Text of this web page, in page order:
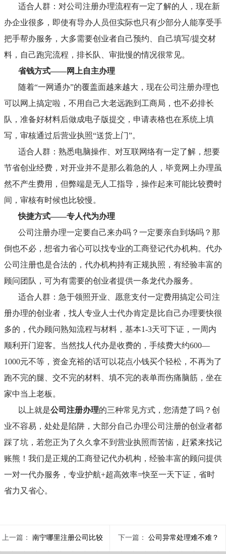
适合人群：对公司注册办理流程有一定了解的人，现在新
办企业很多，即使有导办人员但实际也只有少部分人能享受手
把手帮办服务，大多需要创业者自己预约、自己填写/提交材
料，自己跑完流程，排长队、审批慢的情况很常见。
省钱方式——网上自主办理
随着“一网通办”的覆盖面越来越大，现在公司注册办理也
可以网上搞定啦，不用自己大老远跑到工商局，也不必排长
队，准备好材料后做成电子版提交，申请表格也在系统上填
写，审核通过后营业执照“送货上门”。
适合人群：熟悉电脑操作、对互联网络有一定了解，想要
节省创业经费，对开业并不是那么着急的人，毕竟网上办理虽
然不产生费用，但弊端是无人工指导，操作起来可能比较费时
间，审核有时候也比较慢。
快捷方式——专人代为办理
公司注册办理一定要自己来办吗？一定要亲自到场吗？那
倒也不必，想省力省心可以找专业的工商登记代办机构。代办
公司注册也是合法的，代办机构持有正规执照，有经验丰富的
顾问团队，可为有需要的创业者提供一条龙代办服务。
适合人群：急于领照开业、愿意支付一定费用搞定公司注
册办理的创业者，找人专业人士代办肯定是比自己办理要快很
多的，代办顾问熟知流程与材料，基本1-3天可下证，一周内
顺利开门迎客。当然找人代办是收费的，手续费大约600—
1000元不等，资金充裕的话可以花点小钱买个轻松，不再为了
跑不完的腿、交不完的材料、填不完的表单而伤痛脑筋，坐在
家中当上老板。
以上就是公司注册办理的三种常见方式，您清楚了吗？创
业不容易，处处是陷阱，大部分自己办理公司注册的创业者都
踩了坑，若您正为了久久拿不到营业执照而苦恼，赶紧来找记
账熊 ！我们是正规的工商登记代办机构，经验丰富的顾问提供
一对一代办服务，专业护航+超高效率=快至一天下证，省时
省力又省心。
上一篇：南宁哪里注册公司比较 下一篇：公司异常处理难不难？